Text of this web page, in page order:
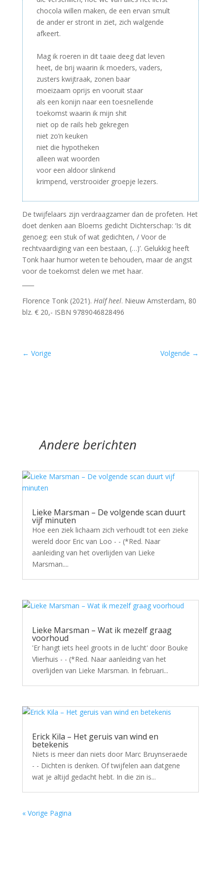
chocola willen maken, de een ervan smult
de ander er stront in ziet, zich walgende
afkeert.
Mag ik roeren in dit taaie deeg dat leven
heet, de brij waarin ik moeders, vaders,
zusters kwijtraak, zonen baar
moeizaam oprijs en vooruit staar
als een konijn naar een toesnellende
toekomst waarin ik mijn shit
niet op de rails heb gekregen
niet zo’n keuken
niet die hypotheken
alleen wat woorden
voor een aldoor slinkend
krimpend, verstrooider groepje lezers.
De twijfelaars zijn verdraagzamer dan de profeten. Het
doet denken aan Bloems gedicht Dichterschap: ‘Is dit
genoeg: een stuk of wat gedichten, / Voor de
rechtvaardiging van een bestaan, (…)’. Gelukkig heeft
Tonk haar humor weten te behouden, maar de angst
voor de toekomst delen we met haar.
Florence Tonk (2021). Half heel. Nieuw Amsterdam, 80
blz. € 20,- ISBN 9789046828496
← Vorige Volgende →
Andere berichten
Lieke Marsman – De volgende scan duurt
vijf minuten
Hoe een ziek lichaam zich verhoudt tot een zieke
wereld door Eric van Loo - - (*Red. Naar
aanleiding van het overlijden van Lieke
Marsman....
Lieke Marsman – Wat ik mezelf graag
voorhoud
'Er hangt iets heel groots in de lucht' door Bouke
Vlierhuis - - (*Red. Naar aanleiding van het
overlijden van Lieke Marsman. In februari...
Erick Kila – Het geruis van wind en
betekenis
Niets is meer dan niets door Marc Bruynseraede
- - Dichten is denken. Of twijfelen aan datgene
wat je altijd gedacht hebt. In die zin is...
« Vorige Pagina